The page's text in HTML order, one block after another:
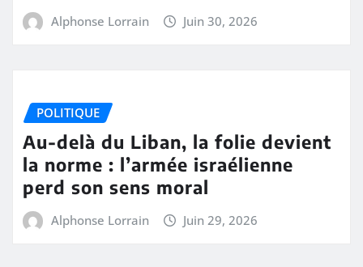
Alphonse Lorrain Juin 30, 2026
POLITIQUE
Au-delà du Liban, la folie devient
la norme : l’armée israélienne
perd son sens moral
Alphonse Lorrain Juin 29, 2026